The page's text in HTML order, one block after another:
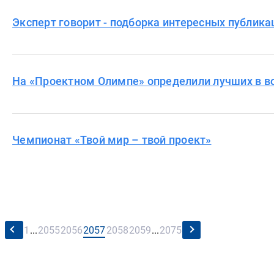
Эксперт говорит - подборка интересных
На «Проектном Олимпе» определили лучших в
Чемпионат «Твой мир – твой проект»
← 1 ...20552056205720582059...2075 →